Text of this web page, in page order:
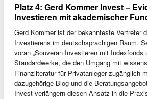
Platz 4: Gerd Kommer Invest –
Investieren mit akademischer
Gerd Kommer ist der bekannteste Vertreter
Investierens im deutschsprachigen Raum.
voran „Souverän Investieren mit
Standardwerke, die den Umgang mit
Finanzliteratur für Privatanleger zugänglich
dazugehörige Blog und die
Invest verlängern diesen Ansatz in die